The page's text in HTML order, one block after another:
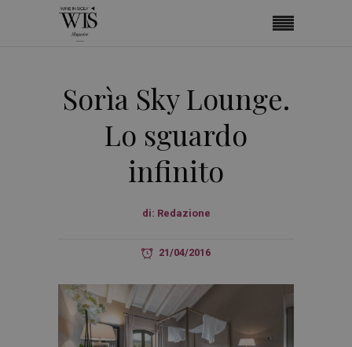
Sorìa Sky Lounge.
Lo sguardo
infinito
di: Redazione
21/04/2016